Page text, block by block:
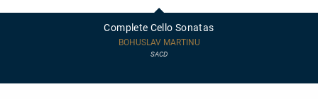
Complete Cello Sonatas
BOHUSLAV MARTINU
SACD